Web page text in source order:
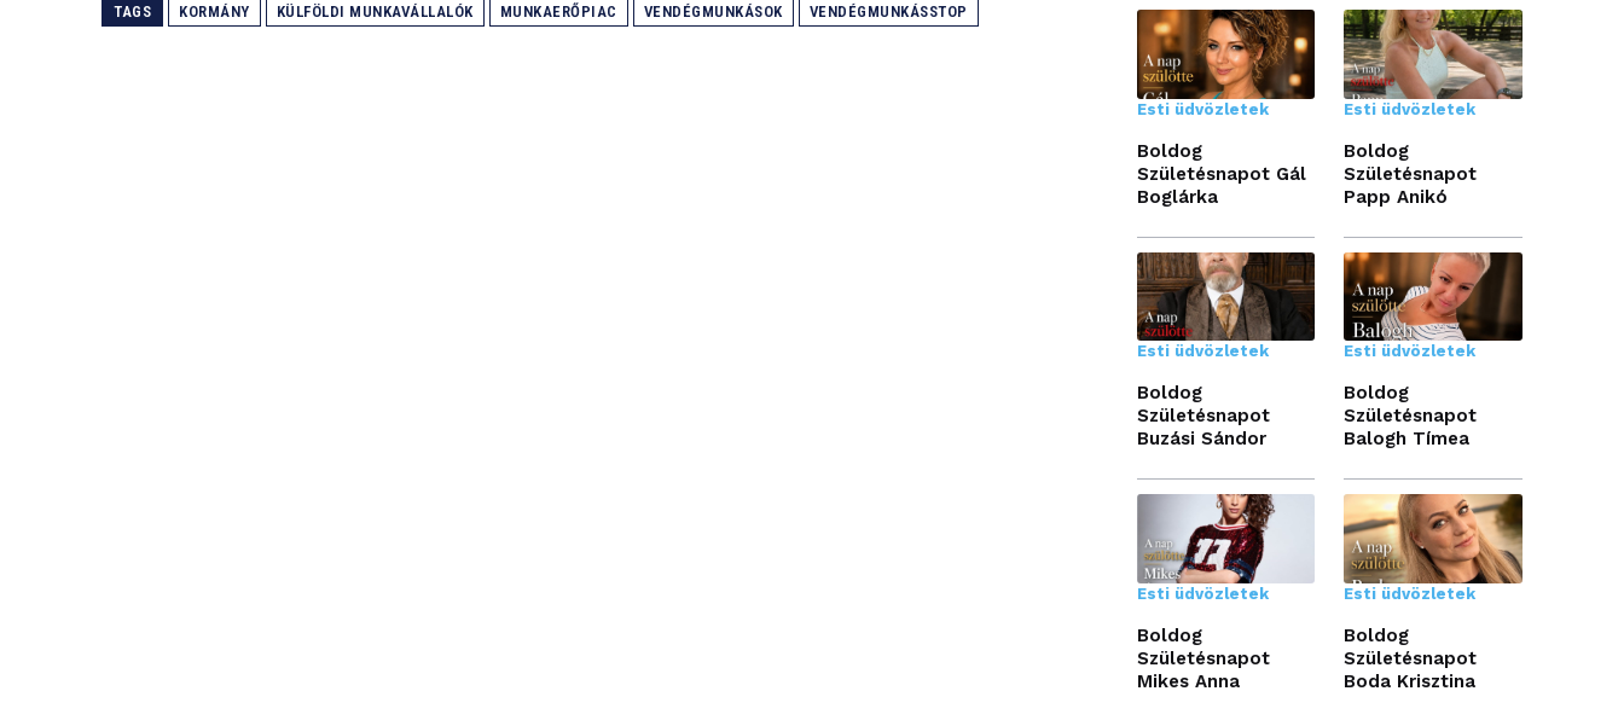
TAGS KORMÁNY KÜLFÖLDI MUNKAVÁLLALÓK MUNKAERŐPIAC VENDÉGMUNKÁSOK VENDÉGMUNKÁSSTOP
Esti üdvözletek
Boldog
Születésnapot Gál
Boglárka
Esti üdvözletek
Boldog
Születésnapot
Papp Anikó
Esti üdvözletek
Boldog
Születésnapot
Buzási Sándor
Esti üdvözletek
Boldog
Születésnapot
Balogh Tímea
Esti üdvözletek
Boldog
Születésnapot
Mikes Anna
Esti üdvözletek
Boldog
Születésnapot
Boda Krisztina